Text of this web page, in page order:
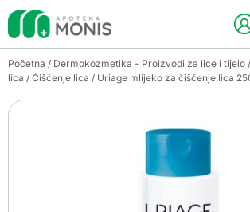
Početna / Dermokozmetika - Proizvodi za lice i tijelo /
lica / Čišćenje lica / Uriage mlijeko za čišćenje lica